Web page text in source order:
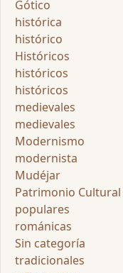
Gótico
histórica
histórico
Históricos
históricos
históricos
medievales
medievales
Modernismo
modernista
Mudéjar
Patrimonio Cultural
populares
románicas
Sin categoría
tradicionales